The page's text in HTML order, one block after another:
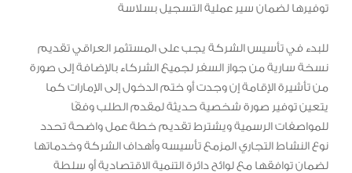
توفيرها لضمان سير عملية التسجيل بسلاسة
للبدء في تأسيس الشركة يجب على المستثمر العراقي تقديم
نسخة سارية من جواز السفر لجميع الشركاء بالإضافة إلى صورة
من تأشيرة الإقامة إن وجدت أو ختم الدخول إلى الإمارات كما
يتعين توفير صورة شخصية حديثة لمقدم الطلب وفقًا
للمواصفات الرسمية ويشترط تقديم خطة عمل واضحة تحدد
نوع النشاط التجاري المزمع تأسيسه وأهداف الشركة وخدماتها
لضمان توافقها مع لوائح دائرة التنمية الاقتصادية أو سلطة